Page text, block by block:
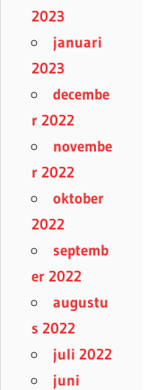
2023
januari
2023
decembe
r 2022
novembe
r 2022
oktober
2022
septemb
er 2022
augustu
s 2022
juli 2022
juni